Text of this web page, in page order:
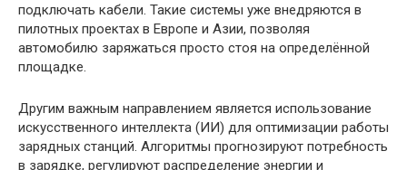
подключать кабели. Такие системы уже внедряются в
пилотных проектах в Европе и Азии, позволяя
автомобилю заряжаться просто стоя на определённой
площадке.
Другим важным направлением является использование
искусственного интеллекта (ИИ) для оптимизации работы
зарядных станций. Алгоритмы прогнозируют потребность
в зарядке, регулируют распределение энергии и